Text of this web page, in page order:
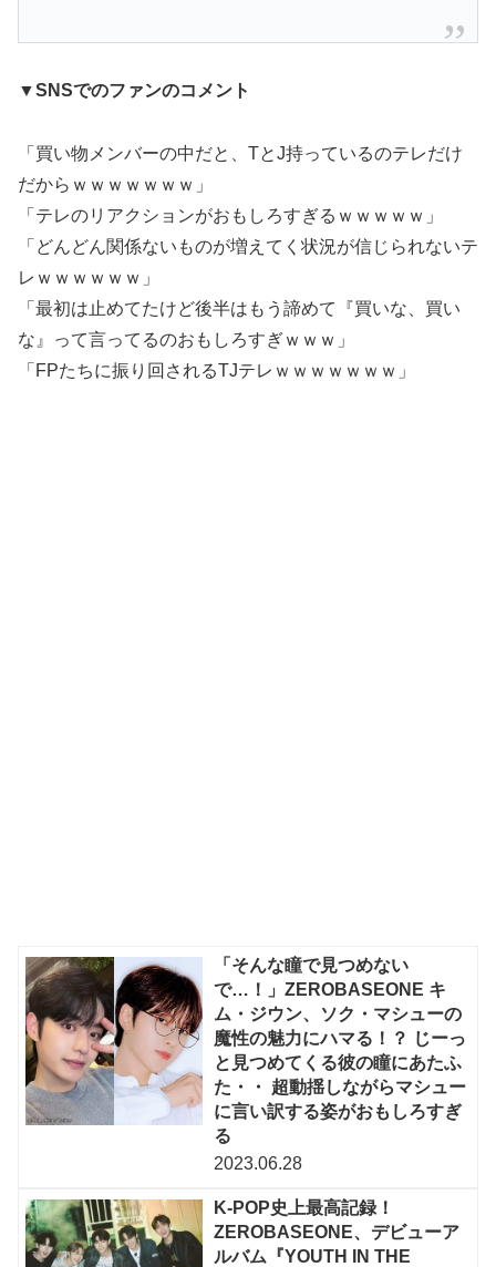
▼SNSでのファンのコメント
「買い物メンバーの中だと、TとJ持っているのテレだけ
だからｗｗｗｗｗｗｗ」
「テレのリアクションがおもしろすぎるｗｗｗｗｗ」
「どんどん関係ないものが増えてく状況が信じられないテ
レｗｗｗｗｗｗ」
「最初は止めてたけど後半はもう諦めて『買いな、買い
な』って言ってるのおもしろすぎｗｗｗ」
「FPたちに振り回されるTJテレｗｗｗｗｗｗｗ」
「そんな瞳で見つめない
で…！」ZEROBASEONE キ
ム・ジウン、ソク・マシューの
魔性の魅力にハマる！？ じーっ
と見つめてくる彼の瞳にあたふ
た・・ 超動揺しながらマシュー
に言い訳する姿がおもしろすぎ
る
2023.06.28
K-POP史上最高記録！
ZEROBASEONE、デビューア
ルバム『YOUTH IN THE